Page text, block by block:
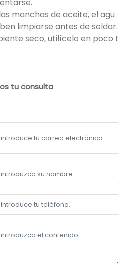
manchas de aceite, el agu
limpiarse antes de soldar.
seco, utilícelo en poco t
tu consulta